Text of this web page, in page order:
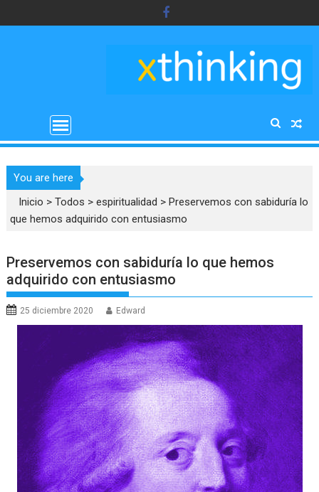
al
You are here
Inicio >Todos >espiritualidad >Preservemos con sabiduría lo
que hemos adquirido con entusiasmo
Preservemos con sabiduría lo que hemos
adquirido con entusiasmo
25 diciembre 2020 Edward